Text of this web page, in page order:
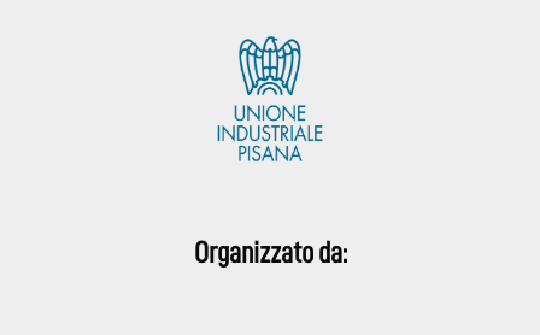
Organizzato da: